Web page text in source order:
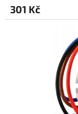
301 Kč